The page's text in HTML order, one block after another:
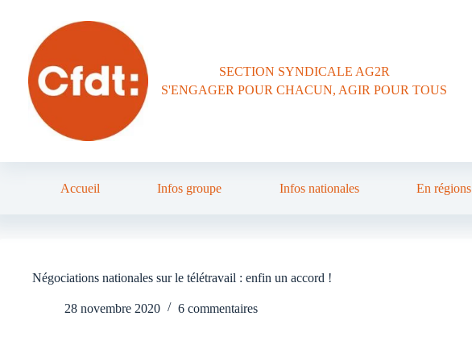
SECTION SYNDICALE AG2R
S'ENGAGER POUR CHACUN, AGIR POUR TOUS
Accueil Infos groupe Infos nationales En régions
Négociations nationales sur le télétravail : enfin un accord !
28 novembre 2020 6 commentaires